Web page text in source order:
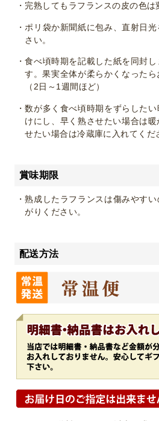
・完熟してもラフランスの皮の色は
・ポリ袋か新聞紙に包み、直射日
さい。
・食べ頃時期を記載した紙を同封
す。果実全体が柔らかくなったら
（2日～1週間ほど）
・数が多く食べ頃時期をずらした
けにし、早く熟させたい場合は
せたい場合は冷蔵庫に入れてくだ
賞味期限
・熟成したラフランスは傷みやす
がりください。
配送方法